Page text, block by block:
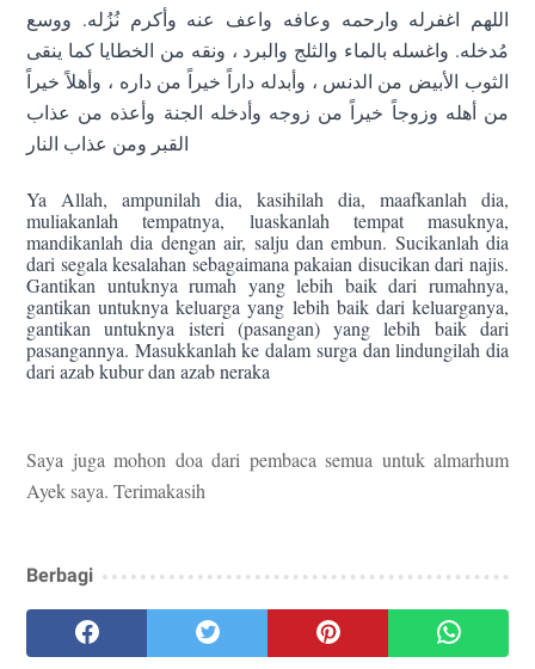
اللهم اغفرله وارحمه وعافه واعف عنه وأكرم نُزُله. ووسع
مُدخله. واغسله بالماء والثلج والبرد ، ونقه من الخطايا كما ينقى
الثوب الأبيض من الدنس ، وأبدله داراً خيراً من داره ، وأهلاً خيراً
من أهله وزوجاً خيراً من زوجه وأدخله الجنة وأعذه من عذاب
القبر ومن عذاب النار
Ya Allah, ampunilah dia, kasihilah dia, maafkanlah dia,
muliakanlah tempatnya, luaskanlah tempat masuknya,
mandikanlah dia dengan air, salju dan embun. Sucikanlah dia
dari segala kesalahan sebagaimana pakaian disucikan dari najis.
Gantikan untuknya rumah yang lebih baik dari rumahnya,
gantikan untuknya keluarga yang lebih baik dari keluarganya,
gantikan untuknya isteri (pasangan) yang lebih baik dari
pasangannya. Masukkanlah ke dalam surga dan lindungilah dia
dari azab kubur dan azab neraka
Saya juga mohon doa dari pembaca semua untuk almarhum
Ayek saya. Terimakasih
Berbagi